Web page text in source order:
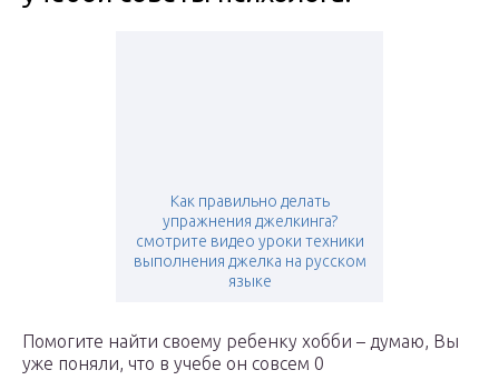
Как правильно делать
упражнения джелкинга?
смотрите видео уроки техники
выполнения джелка на русском
языке
Помогите найти своему ребенку хобби – думаю, Вы
уже поняли, что в учебе он совсем 0